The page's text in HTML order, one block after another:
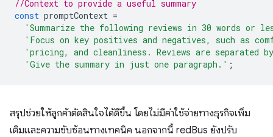
//Context to provide a useful summary
const promptContext =
'Summarize the following reviews in 30 words or
'Focus on key positives and negatives, such as
'pricing, and cleanliness. Reviews are separated
'Give the summary in just one paragraph.' ;
สรุปช่วยให้ลูกค้าตัดสินใจได้ดีขึ้น โดยไม่มีค่าใช้จ่ายทางธุรกิจเพิ่ม
เติมและความซับซ้อนทางเทคนิค นอกจากนี้ redBus ยังปรับ